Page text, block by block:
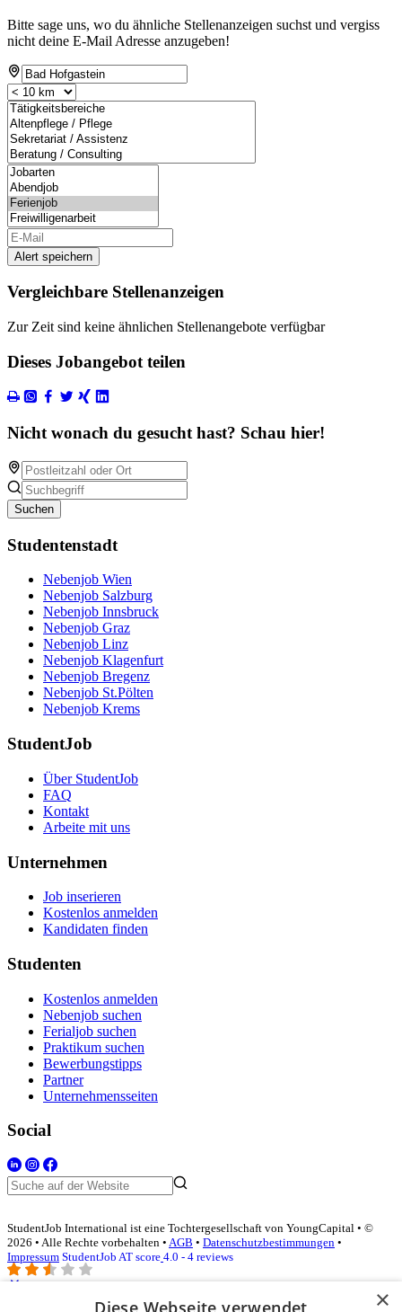
Bitte sage uns, wo du ähnliche Stellenanzeigen suchst und vergiss
nicht deine E-Mail Adresse anzugeben!
Alert speichern
Vergleichbare Stellenanzeigen
Zur Zeit sind keine ähnlichen Stellenangebote verfügbar
Dieses Jobangebot teilen
Nicht wonach du gesucht hast? Schau hier!
Suchen
Studentenstadt
Nebenjob Wien
Nebenjob Salzburg
Nebenjob Innsbruck
Nebenjob Graz
Nebenjob Linz
Nebenjob Klagenfurt
Nebenjob Bregenz
Nebenjob St.Pölten
Nebenjob Krems
StudentJob
Über StudentJob
FAQ
Kontakt
Arbeite mit uns
Unternehmen
Job inserieren
Kostenlos anmelden
Kandidaten finden
Studenten
Kostenlos anmelden
Nebenjob suchen
Ferialjob suchen
Praktikum suchen
Bewerbungstipps
Partner
Unternehmensseiten
Social
StudentJob International ist eine Tochtergesellschaft von YoungCapital • ©
2026 • Alle Rechte vorbehalten • AGB • Datenschutzbestimmungen •
Impressum StudentJob AT score 4.0 - 4 reviews
×
Diese Webseite verwendet